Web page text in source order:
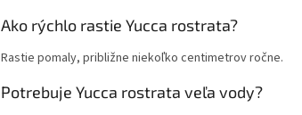
Ako rýchlo rastie Yucca rostrata?
Rastie pomaly, približne niekoľko centimetrov ročne.
Potrebuje Yucca rostrata veľa vody?